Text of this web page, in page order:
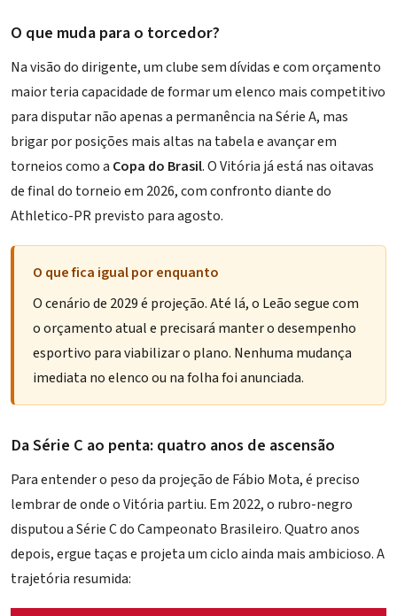
O que muda para o torcedor?
Na visão do dirigente, um clube sem dívidas e com orçamento
maior teria capacidade de formar um elenco mais competitivo
para disputar não apenas a permanência na Série A, mas
brigar por posições mais altas na tabela e avançar em
torneios como a Copa do Brasil. O Vitória já está nas oitavas
de final do torneio em 2026, com confronto diante do
Athletico-PR previsto para agosto.
O que fica igual por enquanto
O cenário de 2029 é projeção. Até lá, o Leão segue com
o orçamento atual e precisará manter o desempenho
esportivo para viabilizar o plano. Nenhuma mudança
imediata no elenco ou na folha foi anunciada.
Da Série C ao penta: quatro anos de ascensão
Para entender o peso da projeção de Fábio Mota, é preciso
lembrar de onde o Vitória partiu. Em 2022, o rubro-negro
disputou a Série C do Campeonato Brasileiro. Quatro anos
depois, ergue taças e projeta um ciclo ainda mais ambicioso. A
trajetória resumida: